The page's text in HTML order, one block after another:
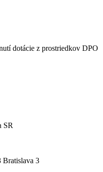
dotácie z prostriedkov DPO
SR
Bratislava 3